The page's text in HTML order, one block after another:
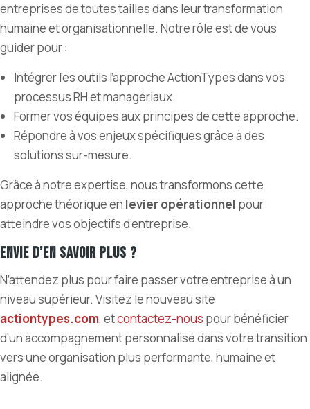
entreprises de toutes tailles dans leur transformation
humaine et organisationnelle. Notre rôle est de vous
guider pour :
Intégrer l’es outils l’approche ActionTypes dans vos
processus RH et managériaux.
Former vos équipes aux principes de cette approche.
Répondre à vos enjeux spécifiques grâce à des
solutions sur-mesure.
Grâce à notre expertise, nous transformons cette
approche théorique en levier opérationnel pour
atteindre vos objectifs d’entreprise.
Envie d’en savoir plus ?
N’attendez plus pour faire passer votre entreprise à un
niveau supérieur. Visitez le nouveau site
actiontypes.com, etcontactez-nous pour bénéficier
d’un accompagnement personnalisé dans votre transition
vers une organisation plus performante, humaine et
alignée.